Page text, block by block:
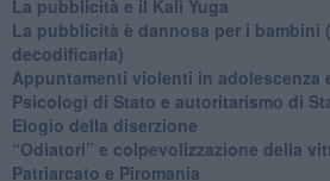
La pubblicità e il Kali Yuga
​La pubblicità è dannosa per i bambini
decodificarla)
​Appuntamenti violenti in adolescenza
​Psicologi di Stato e autoritarismo di
Elogio della diserzione
“Odiatori” e colpevolizzazione della
​Patriarcato e Piromania